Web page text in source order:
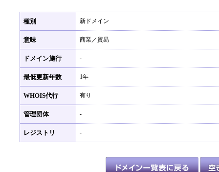
種別 新ドメイン
意味 商業／貿易
ドメイン施行 -
最低更新年数 1年
WHOIS代行 有り
管理団体 -
レジストリ -